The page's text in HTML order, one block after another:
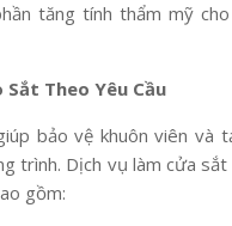
tăng tính thẩm mỹ cho
Sắt Theo Yêu Cầu
bảo vệ khuôn viên và
trình. Dịch vụ làm cửa
gồm: